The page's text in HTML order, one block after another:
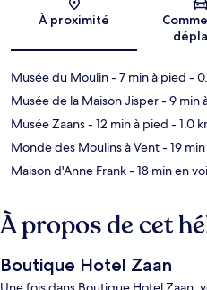
À proximité
Musée du Moulin- 7 min à pied -
Musée de la Maison Jisper- 9 min
Musée Zaans- 12 min à pied - 1.0
Monde des Moulins à Vent- 19
Maison d'Anne Frank- 18 min en
À propos de cet
Boutique Hotel Zaan